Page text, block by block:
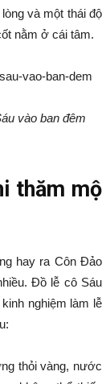
và một thái độ
nằm ở cái tâm.
vào ban đêm
thăm mộ
hay ra Côn Đảo
Đồ lễ cô Sáu
nghiệm làm lễ
thỏi vàng, nước